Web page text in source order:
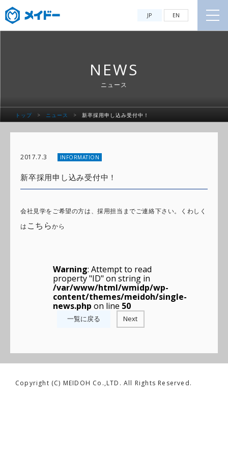
JP EN
NEWS
ニュース
トップ > ニュース > 新卒採用申し込み受付中！
2017.7.3 INFORMATION
新卒採用申し込み受付中！
会社見学をご希望の方は、採用担当までご連絡下さい。くわしく
は こちらから
Warning: Attempt to read
property "ID" on string in
/var/www/html/wmidp/wp-
content/themes/meidoh/single-
news.php on line 50
一覧に戻る Next
Copyright (C) MEIDOH Co.,LTD. All Rights Reserved.